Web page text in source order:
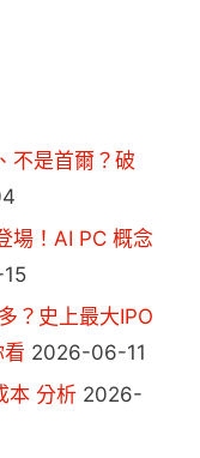
不是首爾？破
場！AI PC 概念
？史上最大IPO
2026-06-11
本 分析 2026-